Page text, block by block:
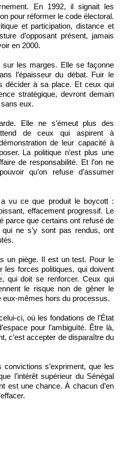
En 1992, il signait les
pour réformer le code électoral.
et participation, distance et
d’opposant présent, jamais
en 2000.
sur les marges. Elle se façonne
l’épaisseur du débat. Fuir le
décider à sa place. Et ceux qui
stratégique, devront demain
eux.
Elle ne s’émeut plus des
de ceux qui aspirent à
de leur capacité à
La politique n’est plus une
de responsabilité. Et l’on ne
qu’on refuse d’assumer
vu ce que produit le boycott :
effacement progressif. Le
parce que certains ont refusé de
ne s’y sont pas rendus, ont
un piège. Il est un test. Pour le
les forces politiques, qui doivent
qui doit se renforcer. Ceux qui
le risque non de gêner le
mêmes hors du processus.
ci, où les fondations de l’État
pour l’ambiguïté. Être là,
c’est accepter de disparaître du
s’expriment, que les
l’intérêt supérieur du Sénégal
est une chance. À chacun d’en